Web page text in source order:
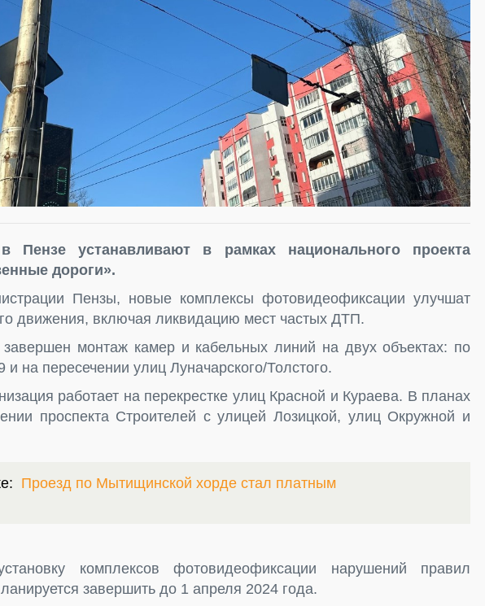
устанавливают в рамках национального проекта
дороги».
Пензы, новые комплексы фотовидеофиксации улучшат
движения, включая ликвидацию мест частых ДТП.
монтаж камер и кабельных линий на двух объектах: по
и на пересечении улиц Луначарского/Толстого.
работает на перекрестке улиц Красной и Кураева. В планах
проспекта Строителей с улицей Лозицкой, улиц Окружной и
Проезд по Мытищинской хорде стал платным
комплексов фотовидеофиксации нарушений правил
завершить до 1 апреля 2024 года.